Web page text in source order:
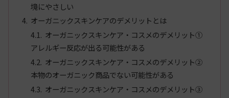
境にやさしい
オーガニックスキンケアのデメリットとは
オーガニックスキンケア・コスメのデメリット①
アレルギー反応が出る可能性がある
オーガニックスキンケア・コスメのデメリット②
本物のオーガニック商品でない可能性がある
オーガニックスキンケア・コスメのデメリット③